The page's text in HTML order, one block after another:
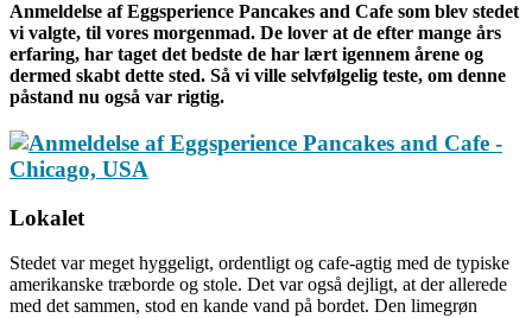
Anmeldelse af Eggsperience Pancakes and Cafe som blev stedet
vi valgte, til vores morgenmad. De lover at de efter mange års
erfaring, har taget det bedste de har lært igennem årene og
dermed skabt dette sted. Så vi ville selvfølgelig teste, om denne
påstand nu også var rigtig.
Lokalet
Stedet var meget hyggeligt, ordentligt og cafe-agtig med de typiske
amerikanske træborde og stole. Det var også dejligt, at der allerede
med det sammen, stod en kande vand på bordet. Den limegrøn